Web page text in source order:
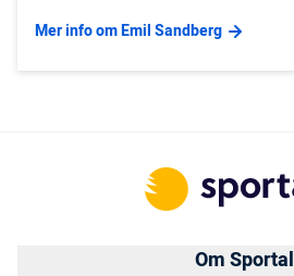
Mer info om Emil Sandberg
Om Sportal